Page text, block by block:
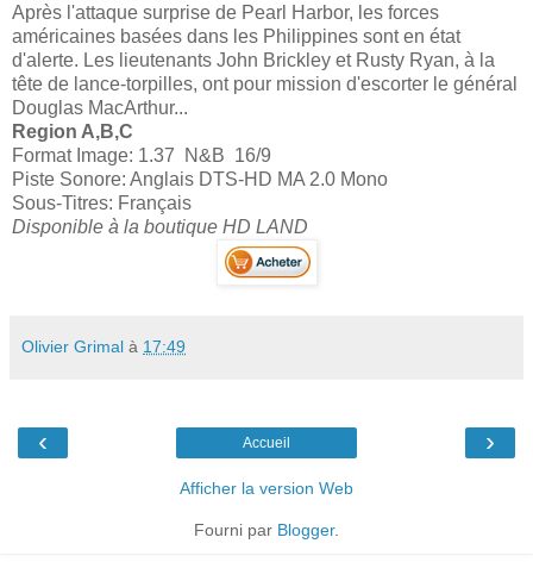
Après l'attaque surprise de Pearl Harbor, les forces
américaines basées dans les Philippines sont en état
d'alerte. Les lieutenants John Brickley et Rusty Ryan, à la
tête de lance-torpilles, ont pour mission d'escorter le général
Douglas MacArthur...
Region A,B,C
Format Image: 1.37 N&B 16/9
Piste Sonore: Anglais DTS-HD MA 2.0 Mono
Sous-Titres: Français
Disponible à la boutique HD LAND
Olivier Grimal à 17:49
‹ ›
Accueil
Afficher la version Web
Fourni par Blogger.